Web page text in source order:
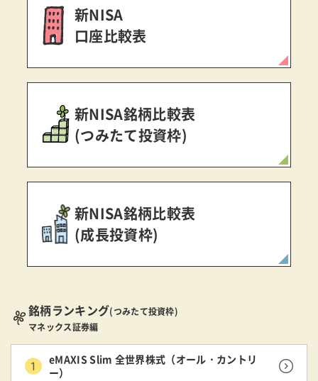
新NISA
口座比較表
新NISA銘柄比較表
(つみたて投資枠)
新NISA銘柄比較表
(成長投資枠)
銘柄ランキング(つみたて投資枠)
マネックス証券編
eMAXIS Slim 全世界株式（オール・カントリ
ー）